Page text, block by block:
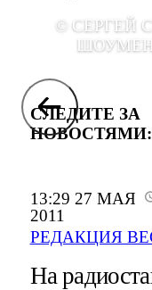
13:29 27 МАЯ
2011
РЕДАКЦИЯ
© СЕРГЕЙ
СЛЕДИТЕ ЗА
НОВОСТЯМИ:
На